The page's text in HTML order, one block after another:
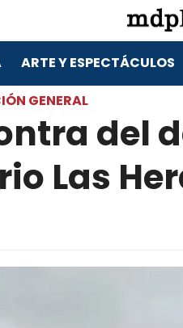
ARTE Y ESPECTÁCULOS
GENERAL
del
Las